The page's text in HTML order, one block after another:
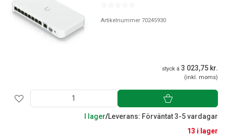
Artikelnummer 70245930
styck á 3 023,75 kr.
(inkl. moms)
I lager/Leverans: Förväntat 3-5 vardagar
13 i lager